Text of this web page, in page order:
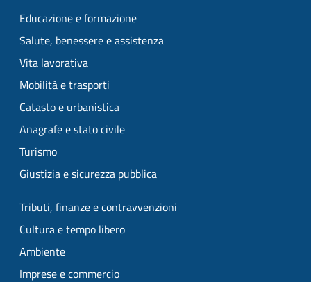
Educazione e formazione
Salute, benessere e assistenza
Vita lavorativa
Mobilità e trasporti
Catasto e urbanistica
Anagrafe e stato civile
Turismo
Giustizia e sicurezza pubblica
Tributi, finanze e contravvenzioni
Cultura e tempo libero
Ambiente
Imprese e commercio